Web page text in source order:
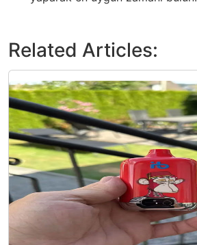
Related Articles: